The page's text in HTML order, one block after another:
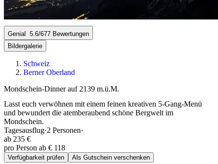
Genial 5.6/677 Bewertungen
Bildergalerie
Schweiz
Berner Oberland
Mondschein-Dinner auf 2139 m.ü.M.
Lasst euch verwöhnen mit einem feinen kreativen 5-Gang-Menü
und bewundert die atemberaubend schöne Bergwelt im
Mondschein.
Tagesausflug·2 Personen·
ab 235 €
pro Person ab € 118
Verfügbarkeit prüfen Als Gutschein verschenken